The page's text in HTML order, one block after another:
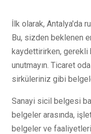
İlk olarak, Antalya'da
Bu, sizden beklenen
kaydettirirken, gerekli
unutmayın. Ticaret
sirküleriniz gibi
Sanayi sicil belgesi
belgeler arasında,
belgeler ve